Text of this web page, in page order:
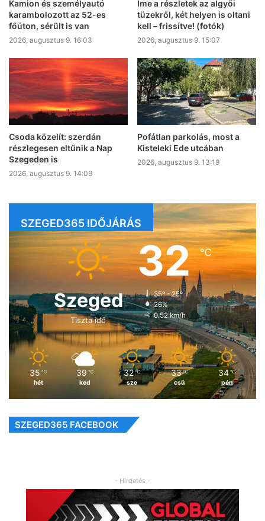
Kamion és személyautó
karambolozott az 52-es
főúton, sérült is van
2026, augusztus 9. 16:03
Íme a részletek az algyői
tüzekről, két helyen is oltani
kell – frissítve! (fotók)
2026, augusztus 9. 15:07
Csoda közelít: szerdán
részlegesen eltűnik a Nap
Szegeden is
2026, augusztus 9. 14:09
Pofátlan parkolás, most a
Kisteleki Ede utcában
2026, augusztus 9. 13:19
SZEGED365 IDŐJÁRÁS
Szeged
Tiszta idő
32℃
35º - 25º
26%
0.52 km/h
35 ℃
hét
39 ℃
ked
32 ℃
sze
33 ℃
csü
34 ℃
pén
SZEGED365 FACEBOOK
- Hirdetés -